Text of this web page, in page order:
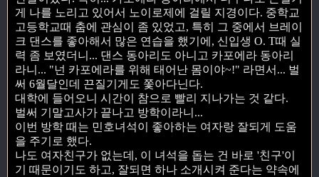
게 나를 노리고 있어서 노이로제에 걸릴 지경이다. 중학교
고등학교때 춤에 관심이 좀 있었고, 특히 그 중에서 브레이
크 댄스를 좋아해서 많은 연습을 했기에, 신입생 O. T때 실
력 좀 보였더니... 댄스 동아리도 아니고 카포에라 동아리
라니... "넌 카포에라를 위해 태어난 몸이야~!" 라면서... 벌
써 6월달인데 끈질기게도 쫓아다닌다.
대학에 들어오니 시간이 참으로 빨리 지나가는 것 같다.
벌써 기말고사가 끝나고 방학이라니...
이번 방학 때는 민호녀석이 좋아하는 여자랑 잘되게 도움
을 주기로 했다.
나도 여자친구가 없는데, 이 녀석을 돕는 건 바로 '친구'이
기 때문이기도 하고, 잘되면 하나 소개시켜 준다는 약속에